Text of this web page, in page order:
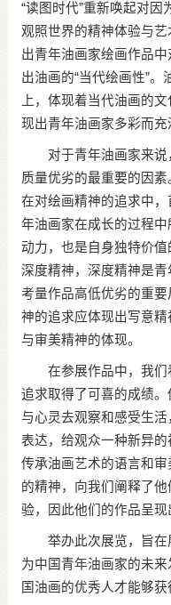
“读图时代”重新唤起对因
观照世界的精神体验与艺
出青年油画家绘画作品中
出油画的“当代绘画性”。
上，体现着当代油画的
现出青年油画家多彩而充
对于青年油画家来说
质量优劣的最重要的因素
在对绘画精神的追求中
年油画家在成长的过程
动力，也是自身独特价
深度精神，深度精神是
考量作品高低优劣的重
神的追求应体现出写意
与审美精神的体现。
在参展作品中，我们
追求取得了可喜的成绩
与心灵去观察和感受生
表达，给观众一种新异
传承油画艺术的语言和
的精神，向我们阐释了
验，因此他们的作品呈现
举办此次展览，旨在
为中国青年油画家的未
国油画的优秀人才能够获